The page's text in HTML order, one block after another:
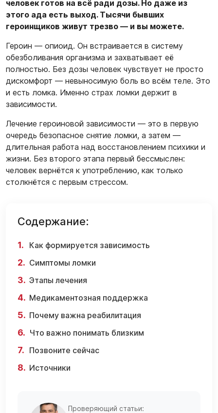
человек готов на всё ради дозы. Но даже из
этого ада есть выход. Тысячи бывших
героинщиков живут трезво — и вы можете.
Героин — опиоид. Он встраивается в систему
обезболивания организма и захватывает её
полностью. Без дозы человек чувствует не просто
дискомфорт — невыносимую боль во всём теле. Это
и есть ломка. Именно страх ломки держит в
зависимости.
Лечение героиновой зависимости — это в первую
очередь безопасное снятие ломки, а затем —
длительная работа над восстановлением психики и
жизни. Без второго этапа первый бессмыслен:
человек вернётся к употреблению, как только
столкнётся с первым стрессом.
Содержание:
Как формируется зависимость
Симптомы ломки
Этапы лечения
Медикаментозная поддержка
Почему важна реабилитация
Что важно понимать близким
Позвоните сейчас
Источники
Проверяющий статьи: